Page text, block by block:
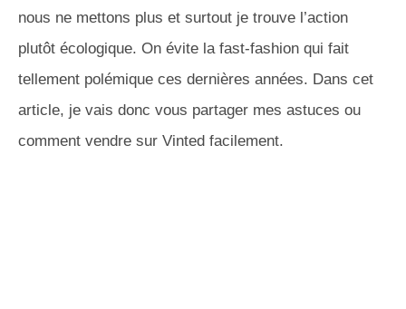
nous ne mettons plus et surtout je trouve l’action
plutôt écologique. On évite la fast-fashion qui fait
tellement polémique ces dernières années. Dans cet
article, je vais donc vous partager mes astuces ou
comment vendre sur Vinted facilement.